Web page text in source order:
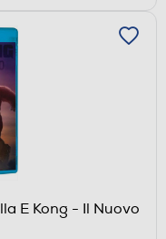
E Kong - Il Nuovo